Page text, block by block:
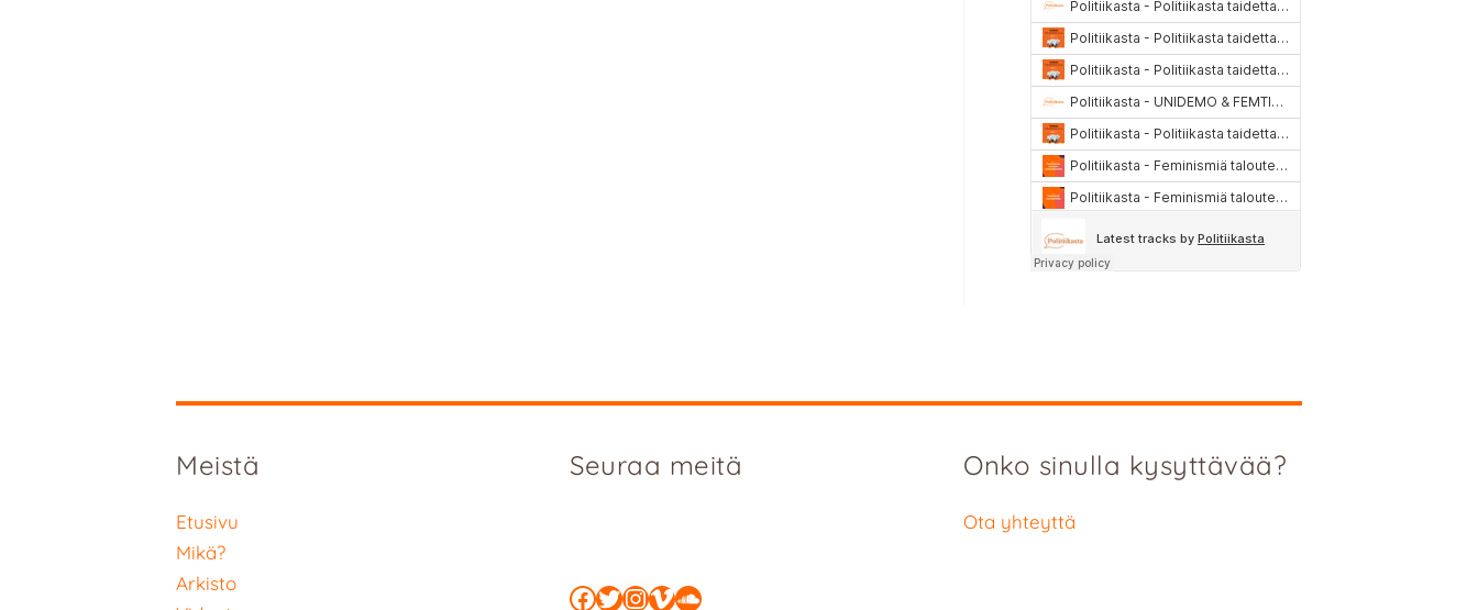
Meistä
Etusivu
Mikä?
Arkisto
Seuraa meitä
Facebook
Twitter
Instagram
Vimeo
SoundCloud
Onko sinulla kysyttävää?
Ota yhteyttä